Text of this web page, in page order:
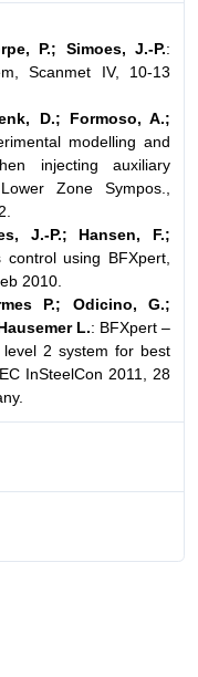
P.; Simoes, J.-P.:
Scanmet IV, 10-13
D.; Formoso, A.;
modelling and
injecting auxiliary
Zone Sympos.,
J.-P.; Hansen, F.;
using BFXpert,
2010.
P.; Odicino, G.;
L.: BFXpert –
level 2 system for best
InSteelCon 2011, 28